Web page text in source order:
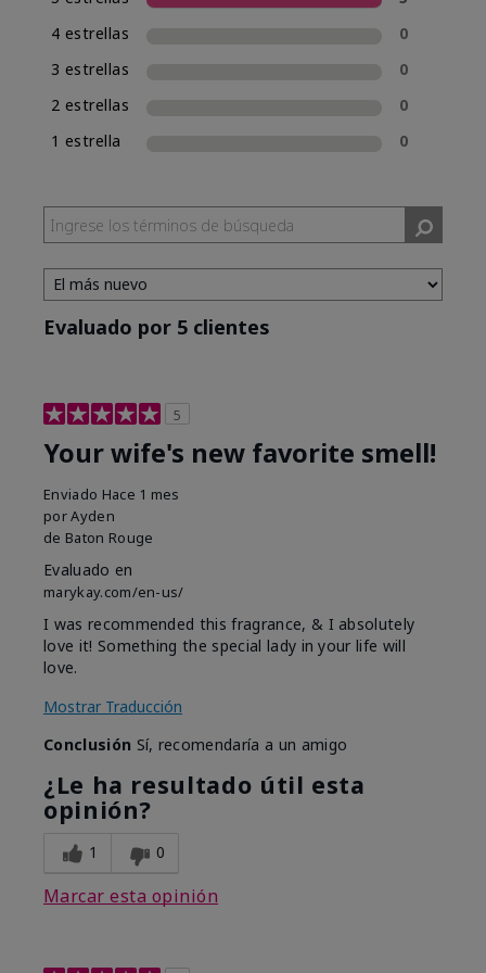
consistente, Mary Kay incluirá la clasificación
de fragancia en el nombre de las nuevas
clasificada como Eau de Parfum (EDP), lo cual se
incluye en su nombre.
4 estrellas
0
3 estrellas
0
2 estrellas
0
1 estrella
0
Evaluado por 5 clientes
5
Your wife's new favorite smell!
Enviado Hace 1 mes
porAyden
de Baton Rouge
Evaluado en
marykay.com/en-us/
I was recommended this fragrance, & I absolutely
love it! Something the special lady in your life will
love.
Mostrar Traducción
Conclusión Sí, recomendaría a un amigo
¿Le ha resultado útil esta
opinión?
1 0
Marcar esta opinión